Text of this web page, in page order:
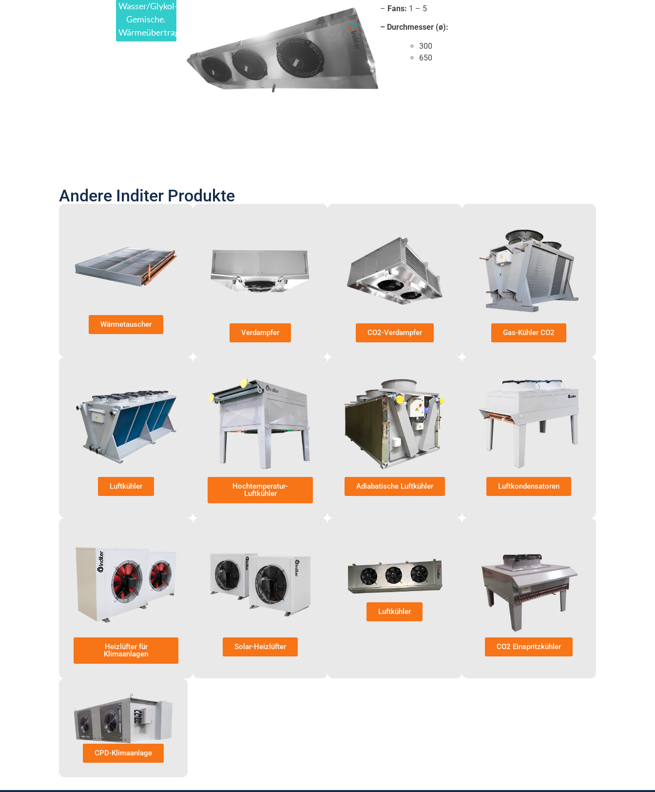
Wasser/Glykol-
Gemische.
Wärmeübertragungsflüssigkeiten
– Fans: 1 – 5
– Durchmesser (ø):
300
650
Andere Inditer Produkte
Wärmetauscher
Verdampfer
CO2-Verdampfer Gas-Kühler CO2
Luftkühler
Hochtemperatur-
Luftkühler
Adiabatische Luftkühler Luftkondensatoren
Heizlüfter für
Klimaanlagen
Solar-Heizlüfter
Luftkühler
CO2 Einspritzkühler
CPD-Klimaanlage